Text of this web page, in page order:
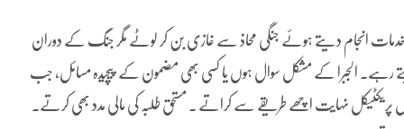
انجام دیتے ہوئے جنگی محاذ سے غازی بن کر لوٹے مگر جنگ کے دوران
رہے۔ الجبرا کے مشکل سوال ہوں یا کسی بھی مضمون کے پیچیدہ مسائل، جب
نہایت اچھے طریقے سے کراتے ۔ مستحق طلبہ کی مالی مدد بھی کرتے۔